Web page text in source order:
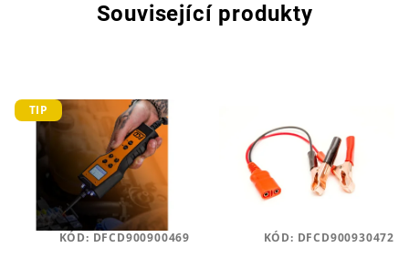
Související produkty
TIP
KÓD: DFCD900900469 KÓD: DFCD900930472